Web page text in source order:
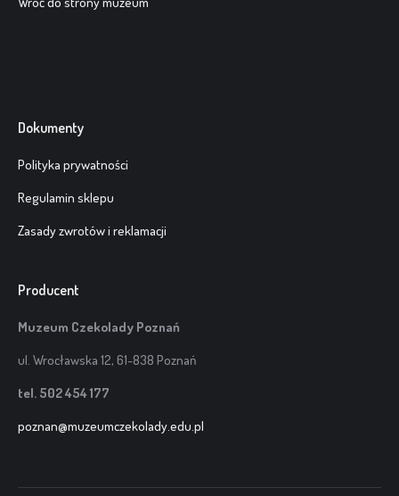
Dokumenty
Polityka prywatności
Regulamin sklepu
Zasady zwrotów i reklamacji
Producent
Muzeum Czekolady Poznań
ul. Wrocławska 12, 61-838 Poznań
tel. 502 454 177
poznan@muzeumczekolady.edu.pl